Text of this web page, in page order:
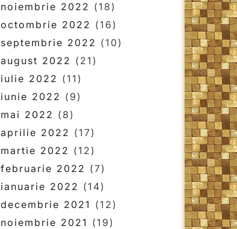
noiembrie 2022 (18)
octombrie 2022 (16)
septembrie 2022 (10)
august 2022 (21)
iulie 2022 (11)
iunie 2022 (9)
mai 2022 (8)
aprilie 2022 (17)
martie 2022 (12)
februarie 2022 (7)
ianuarie 2022 (14)
decembrie 2021 (12)
noiembrie 2021 (19)